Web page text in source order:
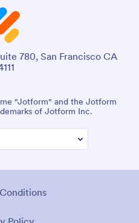
780, San Francisco CA
"Jotform" and the Jotform
of Jotform Inc.